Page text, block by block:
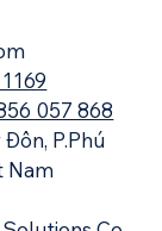
là " Quản lý
057 868
P.Phú
Nam